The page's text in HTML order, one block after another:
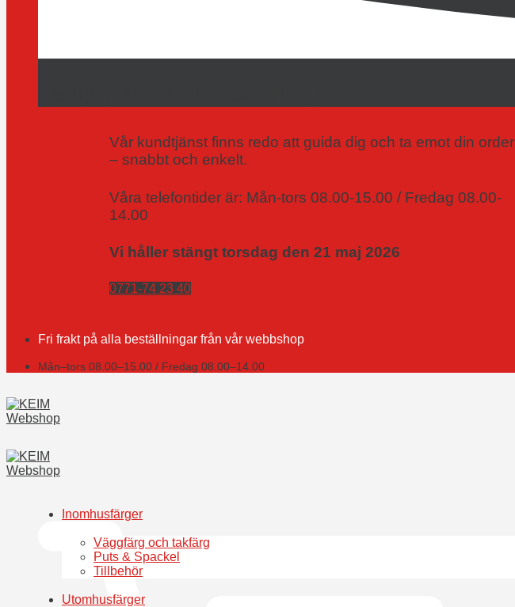
Vår kundtjänst finns redo att guida dig och ta emot din order
– snabbt och enkelt.
Våra telefontider är: Mån-tors 08.00-15.00 / Fredag 08.00-
14.00
Vi håller stängt torsdag den 21 maj 2026
0771-74 23 40
Fri frakt på alla beställningar från vår webbshop
Mån–tors 08.00–15.00 / Fredag 08.00–14.00
Inomhusfärger
Väggfärg och takfärg
Puts & Spackel
Tillbehör
Utomhusfärger